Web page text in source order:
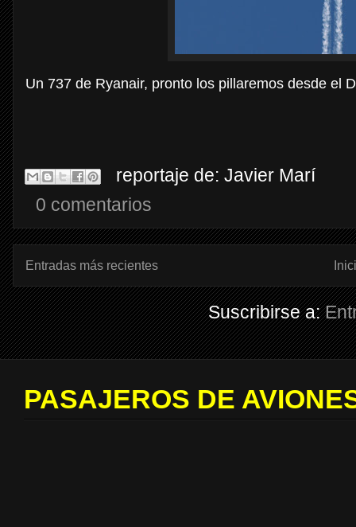
Un 737 de Ryanair, pronto los pillaremos desde el
reportaje de: Javier Marí
0 comentarios
Entradas más recientes
Suscribirse a:
PASAJEROS DE